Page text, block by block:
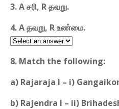
3. A சரி, R தவறு.
4. A தவறு, R உண்மை.
8. Match the following:
a) Rajaraja I – i)
b) Rajendra I – ii)